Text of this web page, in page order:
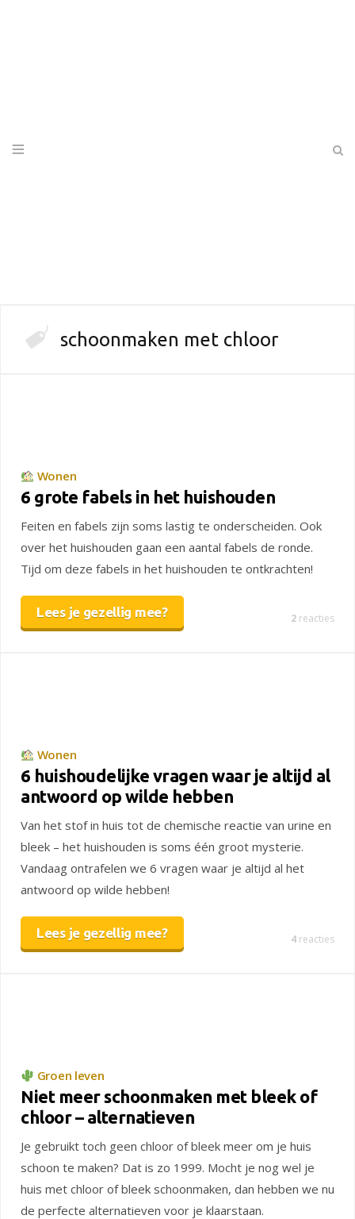
schoonmaken met chloor
Wonen
6 grote fabels in het huishouden
Feiten en fabels zijn soms lastig te onderscheiden. Ook
over het huishouden gaan een aantal fabels de ronde.
Tijd om deze fabels in het huishouden te ontkrachten!
Lees je gezellig mee? 2 reacties
Wonen
6 huishoudelijke vragen waar je altijd al
antwoord op wilde hebben
Van het stof in huis tot de chemische reactie van urine en
bleek – het huishouden is soms één groot mysterie.
Vandaag ontrafelen we 6 vragen waar je altijd al het
antwoord op wilde hebben!
Lees je gezellig mee? 4 reacties
Groen leven
Niet meer schoonmaken met bleek of
chloor – alternatieven
Je gebruikt toch geen chloor of bleek meer om je huis
schoon te maken? Dat is zo 1999. Mocht je nog wel je
huis met chloor of bleek schoonmaken, dan hebben we nu
de perfecte alternatieven voor je klaarstaan.